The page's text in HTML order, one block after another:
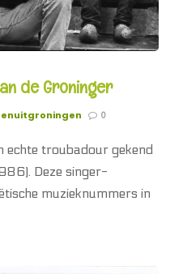
de Groninger
0
echte troubadour gekend
Deze singer-
muzieknummers in